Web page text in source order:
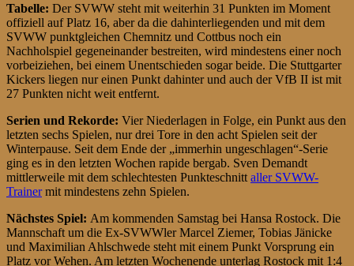
Tabelle: Der SVWW steht mit weiterhin 31 Punkten im Moment
offiziell auf Platz 16, aber da die dahinterliegenden und mit dem
SVWW punktgleichen Chemnitz und Cottbus noch ein
Nachholspiel gegeneinander bestreiten, wird mindestens einer noch
vorbeiziehen, bei einem Unentschieden sogar beide. Die Stuttgarter
Kickers liegen nur einen Punkt dahinter und auch der VfB II ist mit
27 Punkten nicht weit entfernt.
Serien und Rekorde: Vier Niederlagen in Folge, ein Punkt aus den
letzten sechs Spielen, nur drei Tore in den acht Spielen seit der
Winterpause. Seit dem Ende der „immerhin ungeschlagen“-Serie
ging es in den letzten Wochen rapide bergab. Sven Demandt
mittlerweile mit dem schlechtesten Punkteschnitt aller SVWW-
Trainermit mindestens zehn Spielen.
Nächstes Spiel: Am kommenden Samstag bei Hansa Rostock. Die
Mannschaft um die Ex-SVWWler Marcel Ziemer, Tobias Jänicke
und Maximilian Ahlschwede steht mit einem Punkt Vorsprung ein
Platz vor Wehen. Am letzten Wochenende unterlag Rostock mit 1:4